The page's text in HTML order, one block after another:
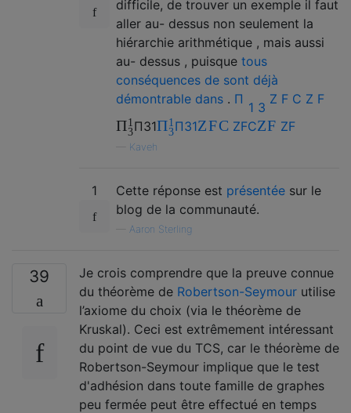
difficile, de trouver un exemple il faut
aller au- dessus non seulement la
hiérarchie arithmétique , mais aussi
au- dessus , puisque tous
conséquences de sont déjà
démontrable dans . Π
1 3
Z F C Z F
Π1
3Π31Π1
3Π31ZFC ZFCZF ZF
Kaveh
1 Cette réponse est présentée sur le
blog de la communauté.
Aaron Sterling
39
Je crois comprendre que la preuve connue
du théorème de Robertson-Seymour utilise
l’axiome du choix (via le théorème de
Kruskal). Ceci est extrêmement intéressant
du point de vue du TCS, car le théorème de
Robertson-Seymour implique que le test
d'adhésion dans toute famille de graphes
peu fermée peut être effectué en temps